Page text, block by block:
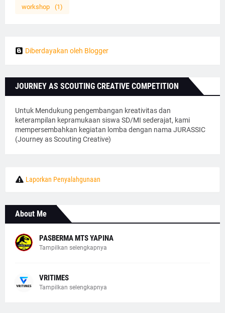
workshop (1)
Diberdayakan oleh Blogger
JOURNEY AS SCOUTING CREATIVE COMPETITION
Untuk Mendukung pengembangan kreativitas dan
keterampilan kepramukaan siswa SD/MI sederajat, kami
mempersembahkan kegiatan lomba dengan nama JURASSIC
(Journey as Scouting Creative)
Laporkan Penyalahgunaan
About Me
PASBERMA MTS YAPINA
Tampilkan selengkapnya
VRITIMES
Tampilkan selengkapnya